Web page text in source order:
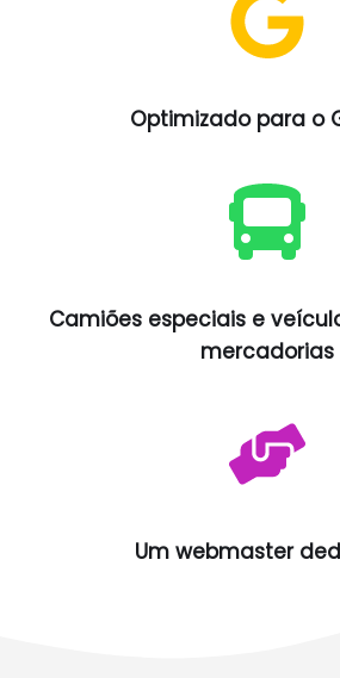
Optimizado para o
Camiões especiais e
mercadorias
Um webmaster